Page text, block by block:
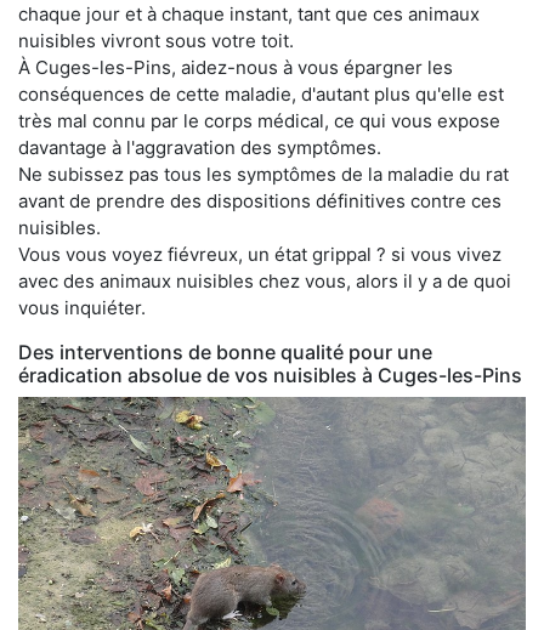
chaque jour et à chaque instant, tant que ces animaux
nuisibles vivront sous votre toit.
À Cuges-les-Pins, aidez-nous à vous épargner les
conséquences de cette maladie, d'autant plus qu'elle est
très mal connu par le corps médical, ce qui vous expose
davantage à l'aggravation des symptômes.
Ne subissez pas tous les symptômes de la maladie du rat
avant de prendre des dispositions définitives contre ces
nuisibles.
Vous vous voyez fiévreux, un état grippal ? si vous vivez
avec des animaux nuisibles chez vous, alors il y a de quoi
vous inquiéter.
Des interventions de bonne qualité pour une
éradication absolue de vos nuisibles à Cuges-les-Pins